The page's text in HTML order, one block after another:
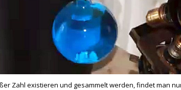
Zahl existieren und gesammelt werden, findet man